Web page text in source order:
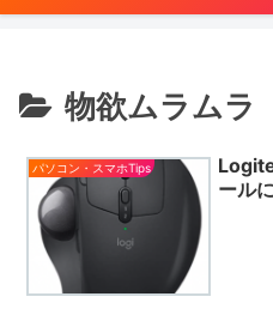
物欲ムラムラ
パソコン・スマホTips
ール